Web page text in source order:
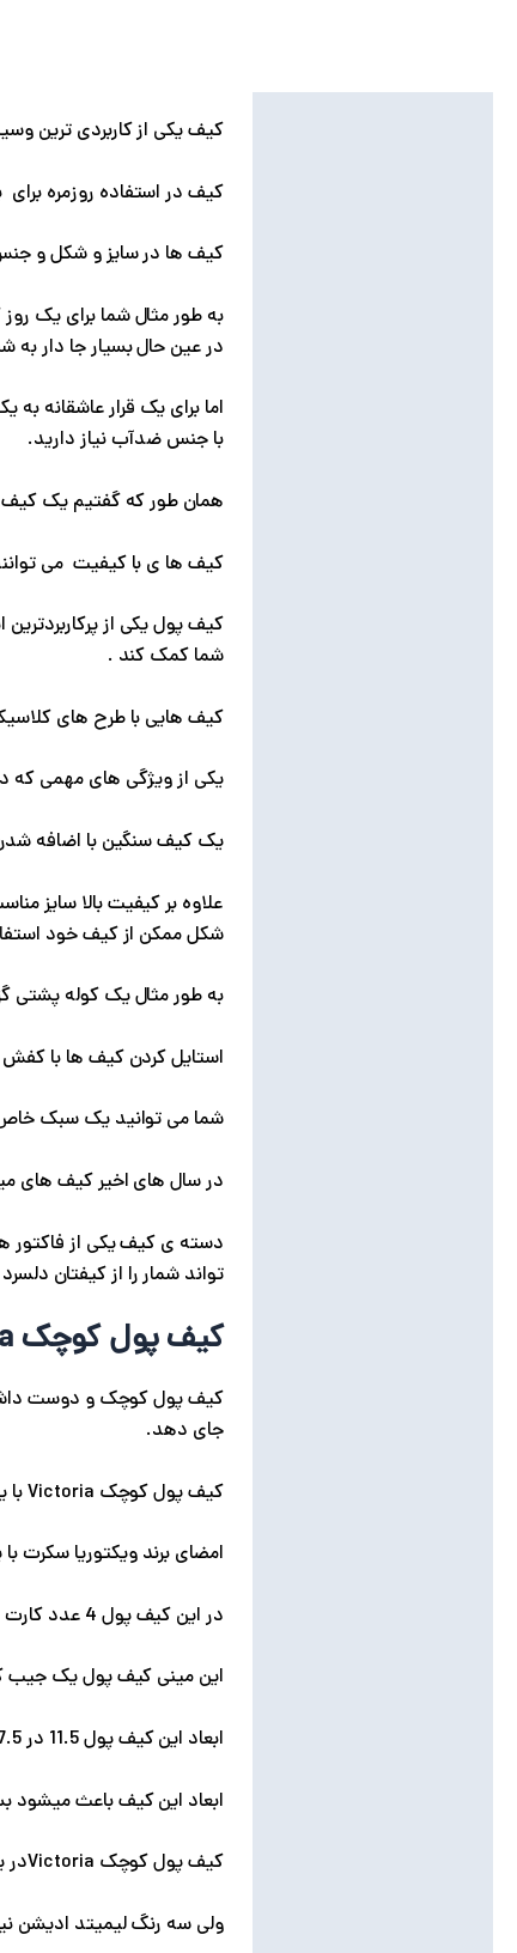
کیف یکی از کاربردی ترین
کیف در استفاده روزمره
کیف ها در سایز و شکل و
به طور مثال شما برای یک
در عین حال بسیار جا دار به
اما برای یک قرار عاشقانه
با جنس ضدآب نیاز دارید.
همان طور که گفتیم یک کیف
کیف ها ی با کیفیت می
کیف پول یکی از
شما کمک کند .
کیف هایی با طرح های
یکی از ویژگی های مهمی که
یک کیف سنگین با اضافه
علاوه بر کیفیت بالا سایز
شکل ممکن از کیف خود
به طور مثال یک کوله پشتی
استایل کردن کیف ها با
شما می توانید یک سبک خاص
در سال های اخیر کیف های
دسته ی کیف یکی از فاکتور
تواند شمار را از کیفتان
کیف پول کوچک Victoria
کیف پول کوچک و دوست
جای دهد.
کیف پول کوچک Victoria با یک زیپ بسیار با کیفیت دور تا دور خود بسته می شود.
امضای برند ویکتوریا سکرت
در این کیف پول 4 عدد کارت اعتباری و پول و سکه جا می شود.
این مینی کیف پول یک جیب
ابعاد این کیف پول 11.5 در 7.5 ساتی متر است.
ابعاد این کیف باعث میشود
کیف پول کوچک Victoriaدر یک رنگ اصلی به رنگ یاسی به بازار عرضه شده است.
ولی سه رنگ لیمیتد ادیشن